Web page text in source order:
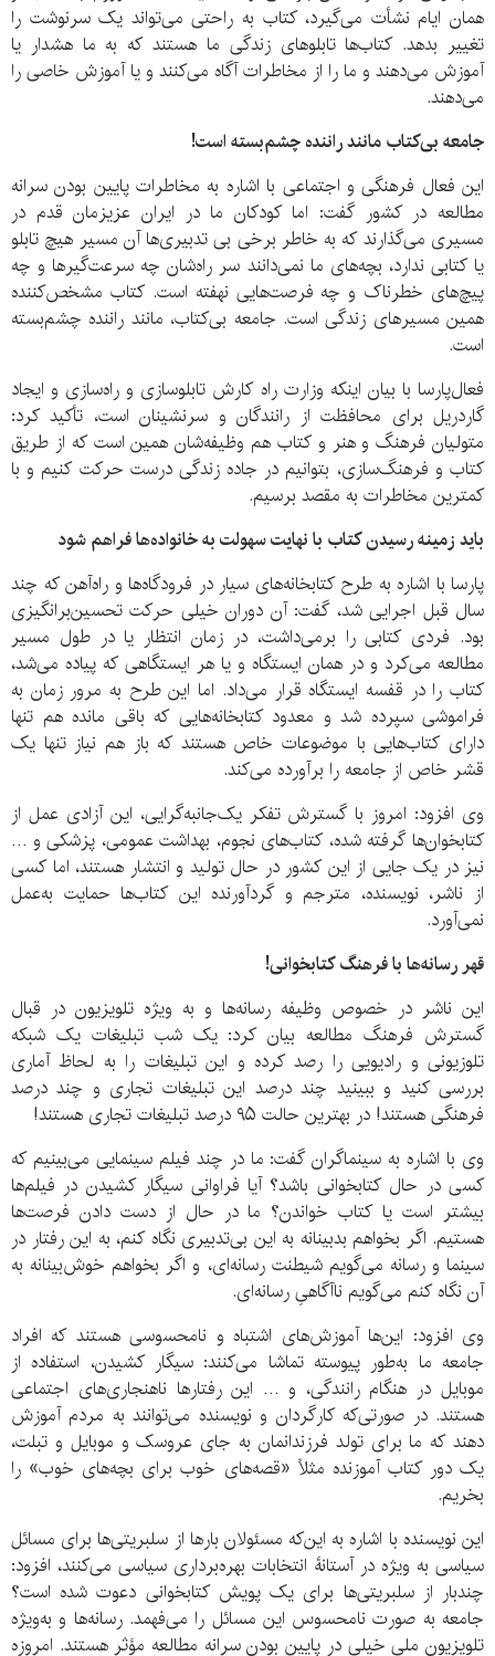
همان ایام نشأت می‌گیرد، کتاب به راحتی می‌تواند یک سرنوشت را
تغییر بدهد. کتاب‌ها تابلوهای زندگی ما هستند که به ما هشدار یا
آموزش می‌دهند و ما را از مخاطرات آگاه می‌کنند و یا آموزش خاصی را
می‌دهند.
جامعه بی‌کتاب مانند راننده چشم‌بسته است!
این فعال فرهنگی و اجتماعی با اشاره به مخاطرات پایین بودن سرانه
مطالعه در کشور گفت: اما کودکان ما در ایران عزیزمان قدم در
مسیری می‌گذارند که به خاطر برخی بی تدبیری‌ها آن مسیر هیچ تابلو
یا کتابی ندارد، بچه‌های ما نمی‌دانند سر راه‌شان چه سرعت‌گیرها و چه
پیچ‌های خطرناک و چه فرصت‌هایی نهفته است. کتاب مشخص‌کننده
همین مسیرهای زندگی است. جامعه بی‌کتاب، مانند راننده چشم‌بسته
است.
فعال‌پارسا با بیان اینکه وزارت راه کارش تابلوسازی و راه‌سازی و ایجاد
گاردریل برای محافظت از رانندگان و سرنشینان است، تأکید کرد:
متولیان فرهنگ و هنر و کتاب هم وظیفه‌شان همین است که از طریق
کتاب و فرهنگ‌سازی، بتوانیم در جاده زندگی درست حرکت کنیم و با
کمترین مخاطرات به مقصد برسیم.
باید زمینه رسیدن کتاب با نهایت سهولت به خانواده‌ها فراهم شود
پارسا با اشاره به طرح کتابخانه‌های سیار در فرودگاه‌ها و راه‌آهن که چند
سال قبل اجرایی شد، گفت: آن دوران خیلی حرکت تحسین‌برانگیزی
بود. فردی کتابی را برمی‌داشت، در زمان انتظار یا در طول مسیر
مطالعه می‌کرد و در همان ایستگاه و یا هر ایستگاهی که پیاده می‌شد،
کتاب را در قفسه ایستگاه قرار می‌داد. اما این طرح به مرور زمان به
فراموشی سپرده شد و معدود کتابخانه‌هایی که باقی مانده هم تنها
دارای کتاب‌هایی با موضوعات خاص هستند که باز هم نیاز تنها یک
قشر خاص از جامعه را برآورده می‌کند.
وی افزود: امروز با گسترش تفکر یک‌جانبه‌گرایی، این آزادی عمل از
کتابخوان‌ها گرفته شده، کتاب‌های نجوم، بهداشت عمومی، پزشکی و …
نیز در یک جایی از این کشور در حال تولید و انتشار هستند، اما کسی
از ناشر، نویسنده، مترجم و گردآورنده این کتاب‌ها حمایت به‌عمل
نمی‌آورد.
قهر رسانه‌ها با فرهنگ کتابخوانی!
این ناشر در خصوص وظیفه رسانه‌ها و به ویژه تلویزیون در قبال
گسترش فرهنگ مطالعه بیان کرد: یک شب تبلیغات یک شبکه
تلوزیونی و رادیویی را رصد کرده و این تبلیغات را به لحاظ آماری
بررسی کنید و ببینید چند درصد این تبلیغات تجاری و چند درصد
فرهنگی هستند! در بهترین حالت ۹۵ درصد تبلیغات تجاری هستند!
وی با اشاره به سینماگران گفت: ما در چند فیلم سینمایی می‌بینیم که
کسی در حال کتابخوانی باشد؟ آیا فراوانی سیگار کشیدن در فیلم‌ها
بیشتر است یا کتاب خواندن؟ ما در حال از دست دادن فرصت‌ها
هستیم. اگر بخواهم بدبینانه به این بی‌تدبیری نگاه کنم، به این رفتار در
سینما و رسانه می‌گویم شیطنت رسانه‌ای، و اگر بخواهم خوش‌بینانه به
آن نگاه کنم می‌گویم ناآگاهیِ رسانه‌ای.
وی افزود: این‌ها آموزش‌های اشتباه و نامحسوسی هستند که افراد
جامعه ما به‌طور پیوسته تماشا می‌کنند: سیگار کشیدن، استفاده از
موبایل در هنگام رانندگی، و … این رفتارها ناهنجاری‌های اجتماعی
هستند. در صورتی‌که کارگردان و نویسنده می‌توانند به مردم آموزش
دهند که ما برای تولد فرزندانمان به جای عروسک و موبایل و تبلت،
یک دور کتاب آموزنده مثلاً «قصه‌های خوب برای بچه‌های خوب» را
بخریم.
این نویسنده با اشاره به این‌که مسئولان بارها از سلبریتی‌ها برای مسائل
سیاسی به ویژه در آستانۀ انتخابات بهره‌برداری سیاسی می‌کنند، افزود:
چندبار از سلبریتی‌ها برای یک پویش کتابخوانی دعوت شده است؟
جامعه به صورت نامحسوس این مسائل را می‌فهمد. رسانه‌ها و به‌ویژه
تلویزیون ملی خیلی در پایین بودن سرانه مطالعه مؤثر هستند. امروزه